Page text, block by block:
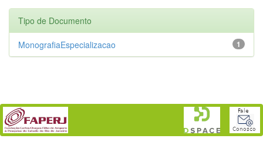
Tipo de Documento
1
MonografiaEspecializacao